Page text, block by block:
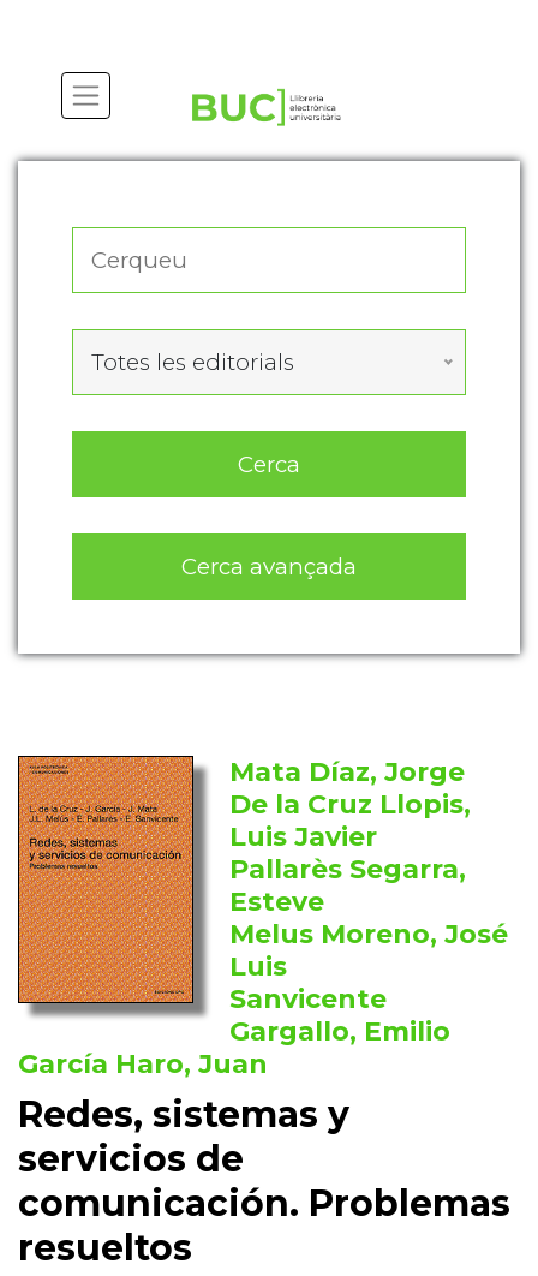
Totes les editorials
Cerca
Cerca avançada
Mata Díaz, Jorge
De la Cruz Llopis,
Luis Javier
Pallarès Segarra,
Esteve
Melus Moreno, José
Luis
Sanvicente
Gargallo, Emilio
García Haro, Juan
Redes, sistemas y
servicios de
comunicación. Problemas
resueltos